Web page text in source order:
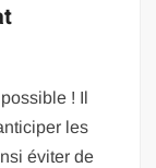
! Il
les
éviter de